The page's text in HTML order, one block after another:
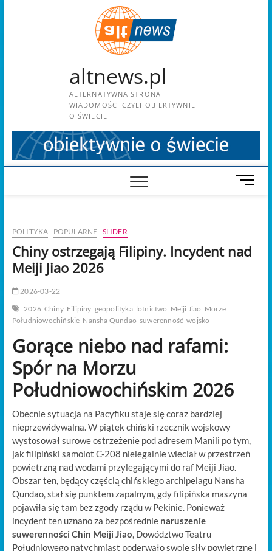
altnews.pl
ALTERNATYWNA STRONA
WIADOMOŚCI CZYLI OBIEKTYWNIE
O ŚWIECIE
M
e
u
t
POLITYKA POPULARNE SLIDER
Chiny ostrzegają Filipiny. Incydent nad
Meiji Jiao 2026
2026-03-22
2026 Chiny Filipiny geopolityka lotnictwo Meiji Jiao Morze
Południowochińskie Nansha Qundao suwerenność wojsko
Gorące niebo nad rafami:
Spór na Morzu
Południowochińskim 2026
Obecnie sytuacja na Pacyfiku staje się coraz bardziej
nieprzewidywalna. W piątek chiński rzecznik wojskowy
wystosował surowe ostrzeżenie pod adresem Manili po tym,
jak filipiński samolot C-208 nielegalnie wleciał w przestrzeń
powietrzną nad wodami przylegającymi do raf Meiji Jiao.
Obszar ten, będący częścią chińskiego archipelagu Nansha
Qundao, stał się punktem zapalnym, gdy filipińska maszyna
pojawiła się tam bez zgody rządu w Pekinie. Ponieważ
incydent ten uznano za bezpośrednie naruszenie
suwerenności Chin Meiji Jiao, Dowództwo Teatru
Południowego natychmiast poderwało swoje siły powietrzne i